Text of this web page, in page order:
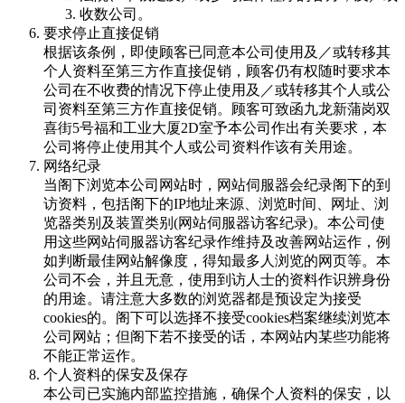
收数公司。
要求停止直接促销
根据该条例，即使顾客已同意本公司使用及／或转移其
个人资料至第三方作直接促销，顾客仍有权随时要求本
公司在不收费的情况下停止使用及／或转移其个人或公
司资料至第三方作直接促销。顾客可致函九龙新蒲岗双
喜街5号福和工业大厦2D室予本公司作出有关要求，本
公司将停止使用其个人或公司资料作该有关用途。
网络纪录
当阁下浏览本公司网站时，网站伺服器会纪录阁下的到
访资料，包括阁下的IP地址来源、浏览时间、网址、浏
览器类别及装置类别(网站伺服器访客纪录)。本公司使
用这些网站伺服器访客纪录作维持及改善网站运作，例
如判断最佳网站解像度，得知最多人浏览的网页等。本
公司不会，并且无意，使用到访人士的资料作识辨身份
的用途。请注意大多数的浏览器都是预设定为接受
cookies的。阁下可以选择不接受cookies档案继续浏览本
公司网站；但阁下若不接受的话，本网站内某些功能将
不能正常运作。
个人资料的保安及保存
本公司已实施内部监控措施，确保个人资料的保安，以